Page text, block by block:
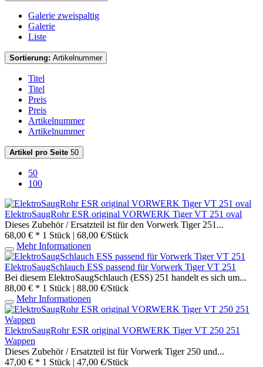
Galerie zweispaltig
Galerie
Liste
Sortierung: Artikelnummer
Titel
Titel
Preis
Preis
Artikelnummer
Artikelnummer
Artikel pro Seite 50
50
100
ElektroSaugRohr ESR original VORWERK Tiger VT 251 oval
Dieses Zubehör / Ersatzteil ist für den Vorwerk Tiger 251...
68,00 € * 1 Stück | 68,00 €/Stück
Mehr Informationen
ElektroSaugSchlauch ESS passend für Vorwerk Tiger VT 251
Bei diesem ElektroSaugSchlauch (ESS) 251 handelt es sich um...
88,00 € * 1 Stück | 88,00 €/Stück
Mehr Informationen
ElektroSaugRohr ESR original VORWERK Tiger VT 250 251
Wappen
Dieses Zubehör / Ersatzteil ist für Vorwerk Tiger 250 und...
47,00 € * 1 Stück | 47,00 €/Stück